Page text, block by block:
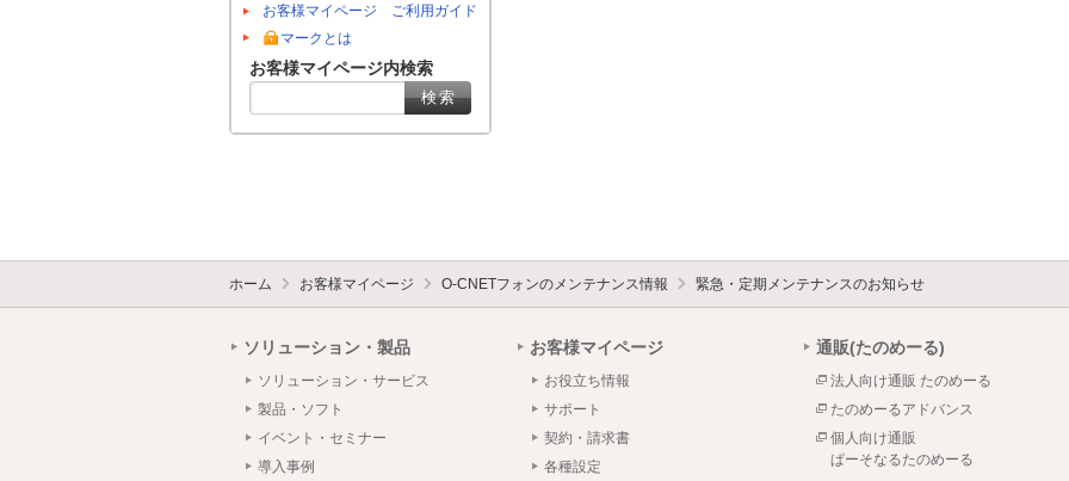
お客様マイページ ご利用ガイド
マークとは
お客様マイページ内検索
ホーム お客様マイページ O-CNETフォンのメンテナンス情報 緊急・定期メンテナンスのお知らせ
ソリューション・製品
ソリューション・サービス
製品・ソフト
イベント・セミナー
導入事例
お客様マイページ
お役立ち情報
サポート
契約・請求書
各種設定
通販(たのめーる)
法人向け通販 たのめーる
たのめーるアドバンス
個人向け通販
ぱーそなるたのめーる